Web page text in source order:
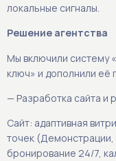
локальные сигналы.
Решение агентства
Мы включили систему
ключ» и дополнили её
— Разработка сайта и
Сайт: адаптивная
точек
бронирование 24/7,